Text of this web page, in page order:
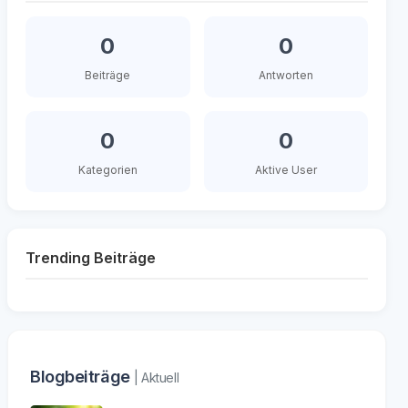
0
Beiträge
0
Antworten
0
Kategorien
0
Aktive User
Trending Beiträge
Blogbeiträge | Aktuell